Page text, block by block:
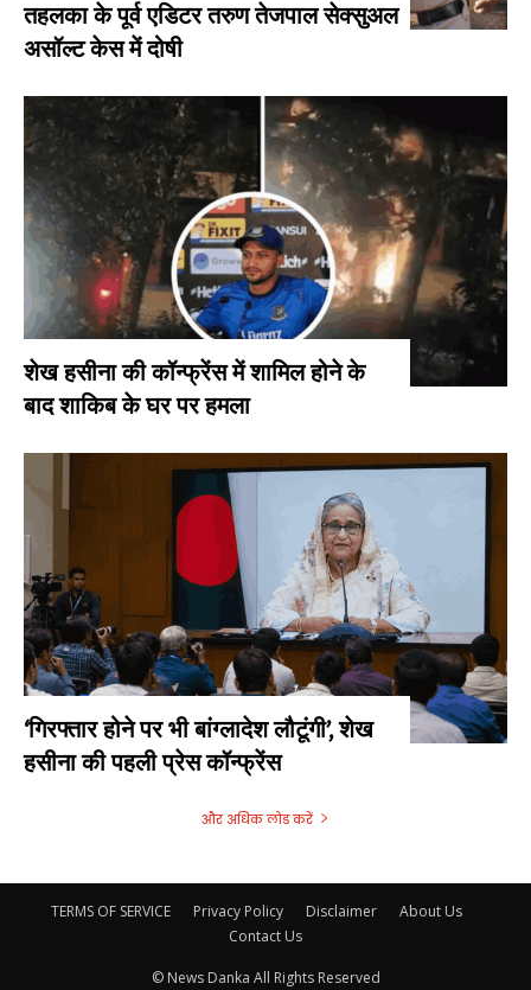
तहलका के पूर्व एडिटर तरुण तेजपाल सेक्सुअल
असॉल्ट केस में दोषी
शेख हसीना की कॉन्फ्रेंस में शामिल होने के
बाद शाकिब के घर पर हमला
‘गिरफ्तार होने पर भी बांग्लादेश लौटूंगी’, शेख
हसीना की पहली प्रेस कॉन्फ्रेंस
और अधिक लोड करें
TERMS OF SERVICE Privacy Policy Disclaimer
About Us
Contact Us
© News Danka All Rights Reserved